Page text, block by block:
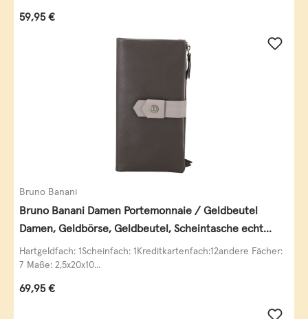
Regulärer Preis:
59,95 €
Bruno Banani
Bruno Banani Damen Portemonnaie / Geldbeutel
Damen, Geldbörse, Geldbeutel, Scheintasche echt
Leder
Hartgeldfach: 1Scheinfach: 1Kreditkartenfach:12andere Fächer:
7 Maße: 2,5x20x10...
Regulärer Preis:
69,95 €